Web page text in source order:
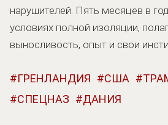
нарушителей. Пять месяцев в
условиях полной изоляции,
выносливость, опыт и свои
ГРЕНЛАНДИЯ США
СПЕЦНАЗ
ДАНИЯ